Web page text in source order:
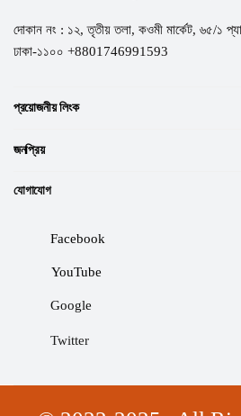
দোকান নং : ১২, তৃতীয় তলা, কওমী মার্কেট, ৬৫/১
ঢাকা-১১০০ +8801746991593
প্রয়োজনীয় লিংক
জনপ্রিয়
যোগাযোগ
Facebook
YouTube
Google
Twitter